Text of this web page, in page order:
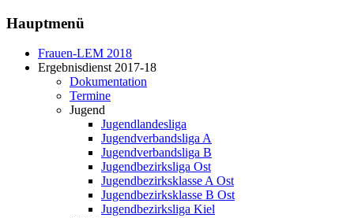
Hauptmenü
Frauen-LEM 2018
Ergebnisdienst 2017-18
Dokumentation
Termine
Jugend
Jugendlandesliga
Jugendverbandsliga A
Jugendverbandsliga B
Jugendbezirksliga Ost
Jugendbezirksklasse A Ost
Jugendbezirksklasse B Ost
Jugendbezirksliga Kiel